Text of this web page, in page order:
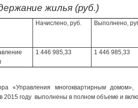
жилья (руб.)
Начислено, руб. Выполнено,
1 446 985,33 1 446 985,33
«Управления многоквартирным
году выполнены в полном объеме и